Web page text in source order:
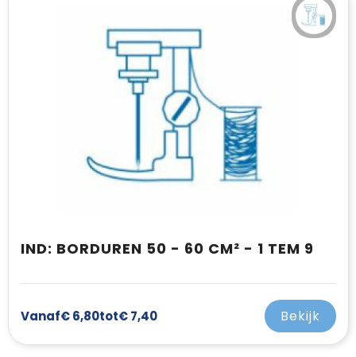
IND: BORDUREN 50 - 60 CM² - 1 TEM 9
Vanaf€ 6,80tot€ 7,40 Bekijk